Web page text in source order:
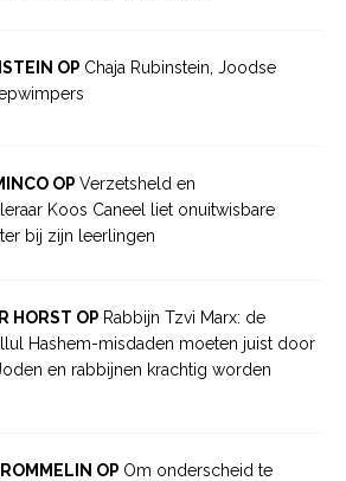
OP Chaja Rubinstein, Joodse
OP Verzetsheld en
Koos Caneel liet onuitwisbare
bij zijn leerlingen
HORST OP Rabbijn Tzvi Marx: de
Hashem-misdaden moeten juist door
en rabbijnen krachtig worden
OP Om onderscheid te